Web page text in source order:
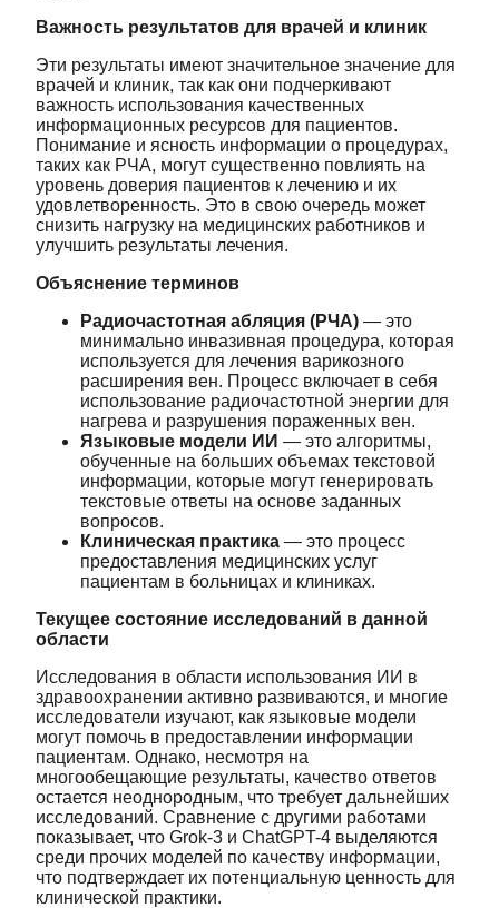
Важность результатов для врачей и клиник
Эти результаты имеют значительное значение для
врачей и клиник, так как они подчеркивают
важность использования качественных
информационных ресурсов для пациентов.
Понимание и ясность информации о процедурах,
таких как РЧА, могут существенно повлиять на
уровень доверия пациентов к лечению и их
удовлетворенность. Это в свою очередь может
снизить нагрузку на медицинских работников и
улучшить результаты лечения.
Объяснение терминов
Радиочастотная абляция (РЧА) — это
минимально инвазивная процедура, которая
используется для лечения варикозного
расширения вен. Процесс включает в себя
использование радиочастотной энергии для
нагрева и разрушения пораженных вен.
Языковые модели ИИ — это алгоритмы,
обученные на больших объемах текстовой
информации, которые могут генерировать
текстовые ответы на основе заданных
вопросов.
Клиническая практика — это процесс
предоставления медицинских услуг
пациентам в больницах и клиниках.
Текущее состояние исследований в данной
области
Исследования в области использования ИИ в
здравоохранении активно развиваются, и многие
исследователи изучают, как языковые модели
могут помочь в предоставлении информации
пациентам. Однако, несмотря на
многообещающие результаты, качество ответов
остается неоднородным, что требует дальнейших
исследований. Сравнение с другими работами
показывает, что Grok-3 и ChatGPT-4 выделяются
среди прочих моделей по качеству информации,
что подтверждает их потенциальную ценность для
клинической практики.